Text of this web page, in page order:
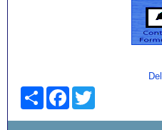
ShareFacebook